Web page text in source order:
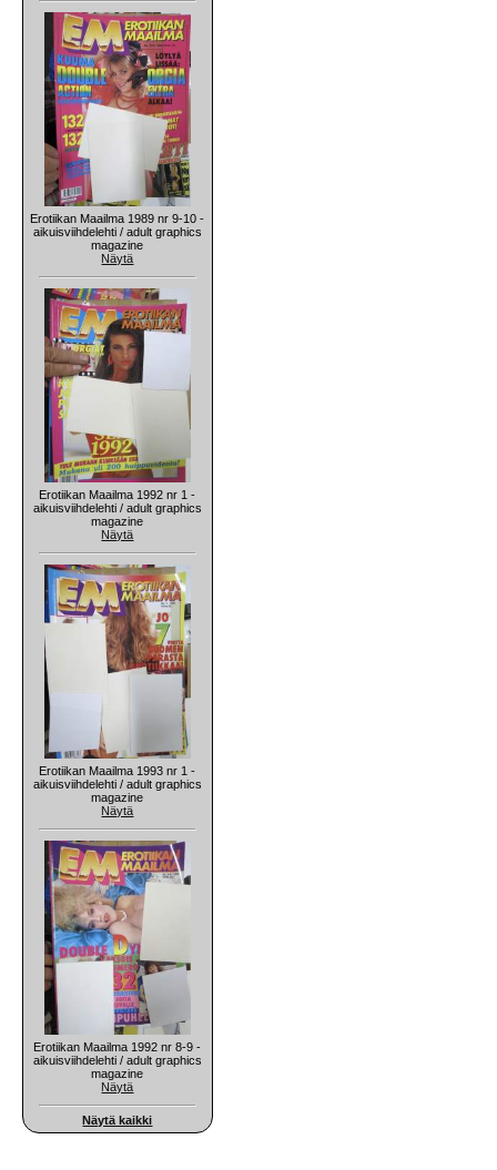
Erotiikan Maailma 1989 nr 9-10 -
aikuisviihdelehti / adult graphics
magazine
Näytä
Erotiikan Maailma 1992 nr 1 -
aikuisviihdelehti / adult graphics
magazine
Näytä
Erotiikan Maailma 1993 nr 1 -
aikuisviihdelehti / adult graphics
magazine
Näytä
Erotiikan Maailma 1992 nr 8-9 -
aikuisviihdelehti / adult graphics
magazine
Näytä
Näytä kaikki